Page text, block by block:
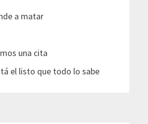
a matar
una cita
el listo que todo lo sabe